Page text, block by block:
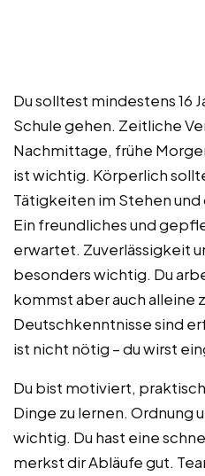
Du solltest mindestens 16
Schule gehen. Zeitliche
Nachmittage, frühe
ist wichtig. Körperlich
Tätigkeiten im Stehen und
Ein freundliches und
erwartet. Zuverlässigkeit
besonders wichtig. Du
kommst aber auch alleine
Deutschkenntnisse sind
ist nicht nötig – du wirst
Du bist motiviert,
Dinge zu lernen. Ordnung
wichtig. Du hast eine
merkst dir Abläufe gut.